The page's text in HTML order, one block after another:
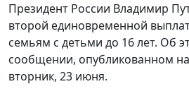
Президент России Владимир
второй единовременной
семьям с детьми до 16 лет. Об
сообщении, опубликованном на
вторник, 23 июня.